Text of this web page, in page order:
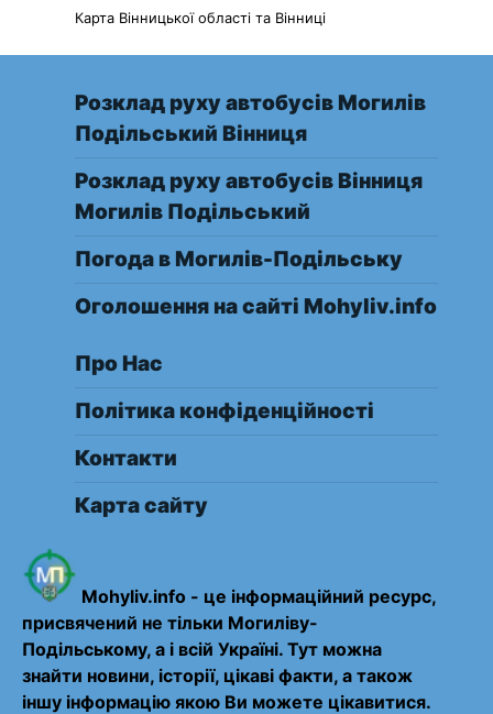
Карта Вінницької області та Вінниці
Розклад руху автобусів Могилів
Подільський Вінниця
Розклад руху автобусів Вінниця
Могилів Подільський
Погода в Могилів-Подільську
Оголошення на сайті Mohyliv.info
Про Нас
Політика конфіденційності
Контакти
Карта сайту
Mohyliv.info - це інформаційний ресурс,
присвячений не тільки Могиліву-
Подільському, а і всій Україні. Тут можна
знайти новини, історії, цікаві факти, а також
іншу інформацію якою Ви можете цікавитися.